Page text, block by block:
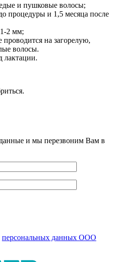
и пушковые волосы;
процедуры и 1,5 месяца после
2 мм;
проводится на загорелую,
волосы.
лактации.
и мы перезвоним Вам в
персональных данных ООО